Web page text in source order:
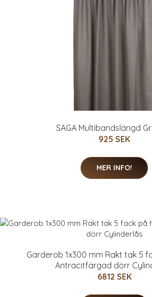
SAGA Multibandslängd
925 SEK
MER INFO!
Garderob 1x300 mm Rakt tak 5
Antracitfärgad dörr
6812 SEK